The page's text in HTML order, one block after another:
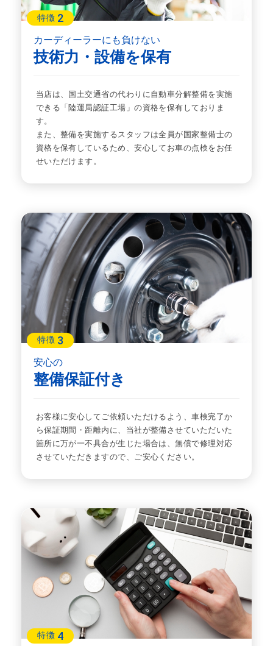
特徴 2
カーディーラーにも負けない
技術力・設備を保有
当店は、国土交通省の代わりに自動車分解整備を実施
できる「陸運局認証工場」の資格を保有しておりま
す。
また、整備を実施するスタッフは全員が国家整備士の
資格を保有しているため、安心してお車の点検をお任
せいただけます。
特徴 3
安心の
整備保証付き
お客様に安心してご依頼いただけるよう、車検完了か
ら保証期間・距離内に、当社が整備させていただいた
箇所に万が一不具合が生じた場合は、無償で修理対応
させていただきますので、ご安心ください。
特徴 4